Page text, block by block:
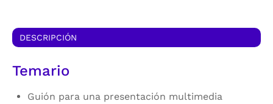
DESCRIPCIÓN
Temario
Guión para una presentación multimedia